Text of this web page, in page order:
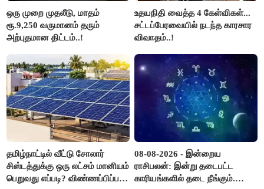
ஒரு முறை முதலீடு, மாதம்
ரூ.9,250 வருமானம் தரும்
அற்புதமான திட்டம்..!
உதயநிதி வைத்த 4 கேள்விகள்...
சட்டப்பேரவையில் நடந்த காரசார
விவாதம்..!
தமிழ்நாட்டில் வீட்டு சோலார்
சிஸ்டத்துக்கு ஒரு லட்சம் மானியம்
பெறுவது எப்படி? விண்ணப்பிப்பது
08-08-2026 - இன்றைய
ராசிபலன்: இன்று தடைபட்ட
காரியங்களில் தடை நீங்கும்.